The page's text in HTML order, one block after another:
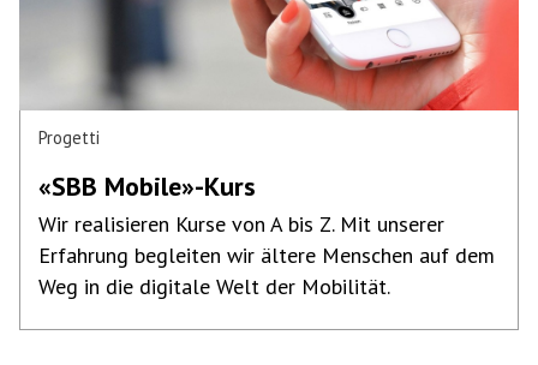
Progetti
«SBB Mobile»-Kurs
Wir realisieren Kurse von A bis Z. Mit unserer
Erfahrung begleiten wir ältere Menschen auf dem
Weg in die digitale Welt der Mobilität.